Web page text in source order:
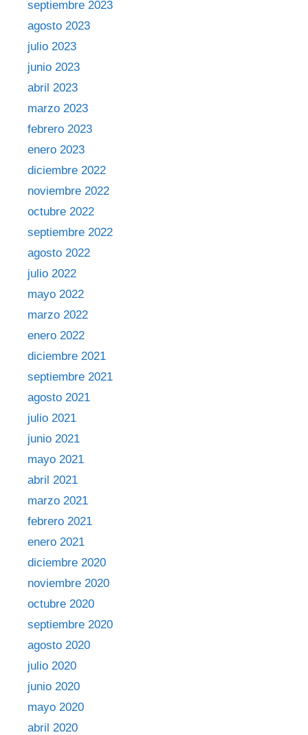
septiembre 2023
agosto 2023
julio 2023
junio 2023
abril 2023
marzo 2023
febrero 2023
enero 2023
diciembre 2022
noviembre 2022
octubre 2022
septiembre 2022
agosto 2022
julio 2022
mayo 2022
marzo 2022
enero 2022
diciembre 2021
septiembre 2021
agosto 2021
julio 2021
junio 2021
mayo 2021
abril 2021
marzo 2021
febrero 2021
enero 2021
diciembre 2020
noviembre 2020
octubre 2020
septiembre 2020
agosto 2020
julio 2020
junio 2020
mayo 2020
abril 2020